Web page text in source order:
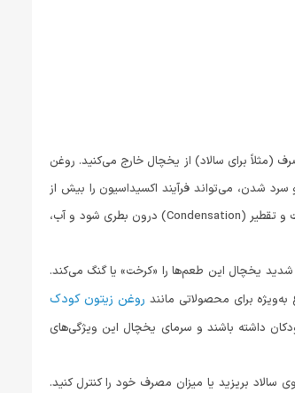
(مثلاً برای سالاد) از یخچال خارج می‌کنید. روغن
شدن، می‌تواند فرآیند اکسیداسیون را بیش از
نگهداری در یک دمای ثابت (حتی اگر کمی گرم‌تر باشد) تسریع کند. همچنین، این نوسان دما می‌تواند باعث ایجاد رطوبت و تقطیر (Condensation) درون بطری شود و آب،
یخچال این طعم‌ها را «کرخت» یا گنگ می‌کند.
برای محصولاتی مانند روغن زیتون کودک
داشته باشند و سرمای یخچال این ویژگی‌های
سالاد بریزید یا میزان مصرف خود را کنترل کنید.